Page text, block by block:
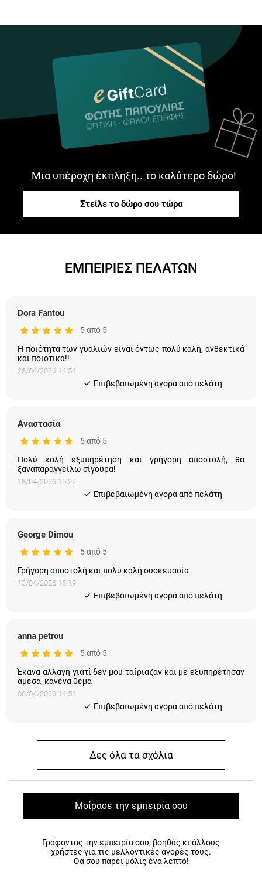
Μια υπέροχη έκπληξη.. το καλύτερο δώρο!
Στείλε το δώρο σου τώρα
ΕΜΠΕΙΡΙΕΣ ΠΕΛΑΤΩΝ
Dora Fantou
5 από 5
Η ποιότητα των γυαλιών είναι όντως πολύ καλή, ανθεκτικά
και ποιοτικά!!
28/04/2026 14:54
Eπιβεβαιωμένη αγορά από πελάτη
Αναστασία
5 από 5
Πολύ καλή εξυπηρέτηση και γρήγορη αποστολή, θα
ξαναπαραγγείλω σίγουρα!
18/04/2026 15:22
Eπιβεβαιωμένη αγορά από πελάτη
George Dimou
5 από 5
Γρήγορη αποστολή και πολύ καλή συσκευασία
13/04/2026 15:19
Eπιβεβαιωμένη αγορά από πελάτη
anna petrou
5 από 5
Έκανα αλλαγή γιατί δεν μου ταίριαζαν και με εξυπηρέτησαν
άμεσα, κανένα θέμα
06/04/2026 14:51
Eπιβεβαιωμένη αγορά από πελάτη
Δες όλα τα σχόλια
Μοίρασε την εμπειρία σου
Γράφοντας την εμπειρία σου, βοηθάς κι άλλους
χρήστες για τις μελλοντικές αγορές τους.
Θα σου πάρει μόλις ένα λεπτό!